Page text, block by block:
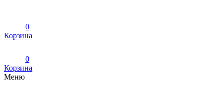
0
Корзина
0
Корзина
Меню